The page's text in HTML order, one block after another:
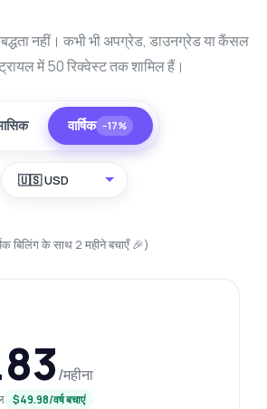
नहीं। कभी भी अपग्रेड, डाउनग्रेड या कैंसल
में 50 रिक्वेस्ट तक शामिल हैं।
वार्षिक −17%
🇺🇸 USD
बिलिंग के साथ 2 महीने बचाएँ 🎉)
/महीना
$49.98/वर्ष बचाएं